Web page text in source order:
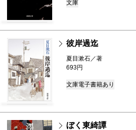
文庫
彼岸過迄
夏目漱石／著
693円
文庫電子書籍あり
ぼく東綺譚